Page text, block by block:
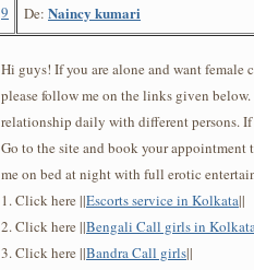
9 De: Naincy kumari
Hi guys! If you are alone and want female
please follow me on the links given
relationship daily with different persons. If
Go to the site and book your appointment
me on bed at night with full erotic
1. Click here ||Escorts service in Kolkata||
2. Click here ||Bengali Call girls in
3. Click here ||Bandra Call girls||